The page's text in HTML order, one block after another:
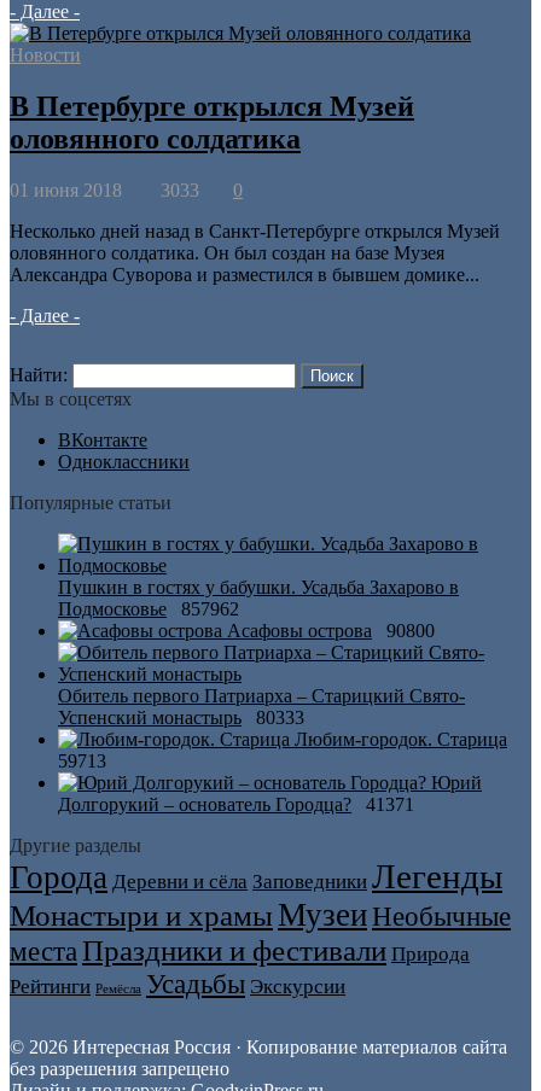
- Далее -
Новости
В Петербурге открылся Музей
оловянного солдатика
01 июня 2018 3033 0
Несколько дней назад в Санкт-Петербурге открылся Музей
оловянного солдатика. Он был создан на базе Музея
Александра Суворова и разместился в бывшем домике...
- Далее -
Найти:
Мы в соцсетях
ВКонтакте
Одноклассники
Популярные статьи
Пушкин в гостях у бабушки. Усадьба Захарово в
Подмосковье
857962
Асафовы острова
90800
Обитель первого Патриарха – Старицкий Свято-
Успенский монастырь
80333
Любим-городок. Старица
59713
Юрий
Долгорукий – основатель Городца?
41371
Другие разделы
Города Деревни и сёла Заповедники Легенды
Монастыри и храмы МузеиНеобычные
местаПраздники и фестивали Природа
Рейтинги Ремёсла Усадьбы Экскурсии
© 2026 Интересная Россия · Копирование материалов сайта
без разрешения запрещено